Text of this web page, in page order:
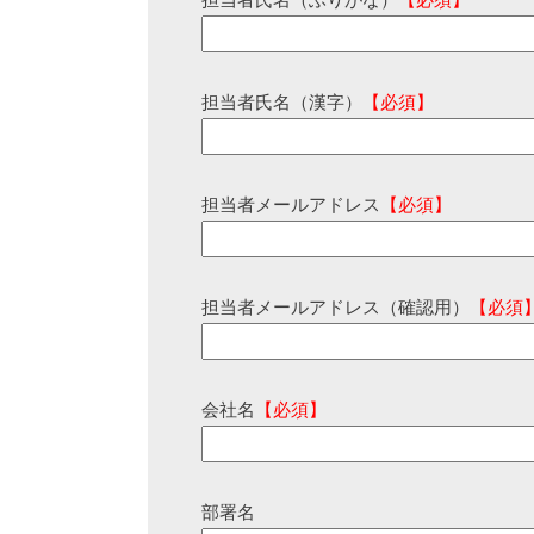
担当者氏名（漢字） 【必須】
担当者メールアドレス 【必須】
担当者メールアドレス（確認用） 【必須
会社名 【必須】
部署名